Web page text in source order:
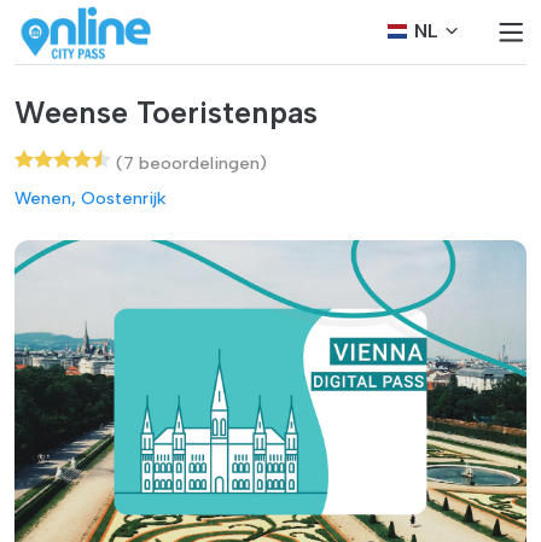
NL
Weense Toeristenpas
(7 beoordelingen)
Wenen, Oostenrijk